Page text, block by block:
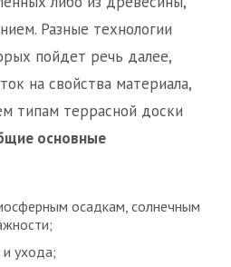
Разные технологии
пойдет речь далее,
на свойства материала,
типам террасной доски
основные
осадкам, солнечным
ухода;